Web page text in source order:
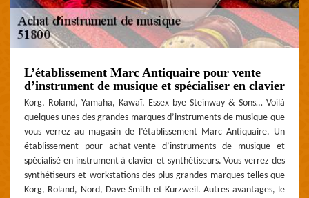
L’établissement Marc Antiquaire pour vente
d’instrument de musique et spécialiser en clavier
Korg, Roland, Yamaha, Kawaï, Essex bye Steinway & Sons… Voilà
quelques-unes des grandes marques d’instruments de musique que
vous verrez au magasin de l’établissement Marc Antiquaire. Un
établissement pour achat-vente d’instruments de musique et
spécialisé en instrument à clavier et synthétiseurs. Vous verrez des
synthétiseurs et workstations des plus grandes marques telles que
Korg, Roland, Nord, Dave Smith et Kurzweil. Autres avantages, le